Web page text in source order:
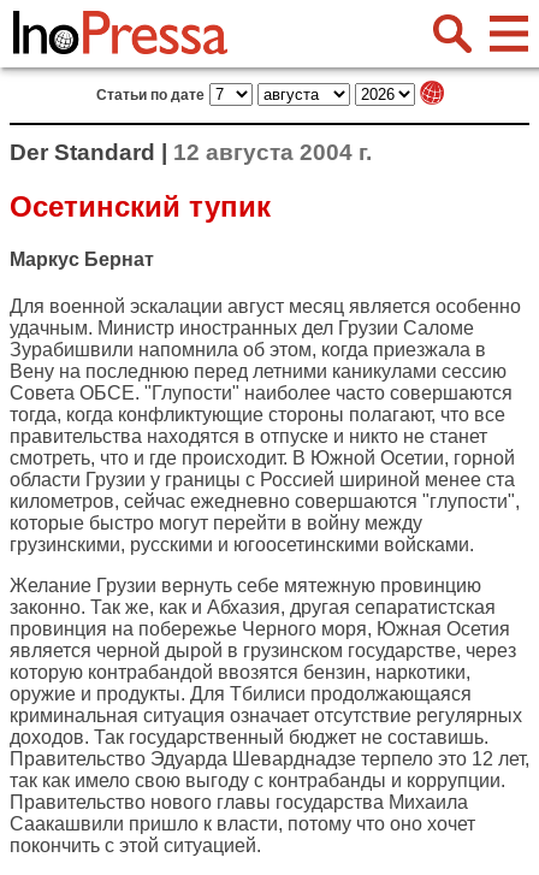
Статьи по дате
Der Standard | 12 августа 2004 г.
Осетинский тупик
Маркус Бернат
Для военной эскалации август месяц является особенно
удачным. Министр иностранных дел Грузии Саломе
Зурабишвили напомнила об этом, когда приезжала в
Вену на последнюю перед летними каникулами сессию
Совета ОБСЕ. "Глупости" наиболее часто совершаются
тогда, когда конфликтующие стороны полагают, что все
правительства находятся в отпуске и никто не станет
смотреть, что и где происходит. В Южной Осетии, горной
области Грузии у границы с Россией шириной менее ста
километров, сейчас ежедневно совершаются "глупости",
которые быстро могут перейти в войну между
грузинскими, русскими и югоосетинскими войсками.
Желание Грузии вернуть себе мятежную провинцию
законно. Так же, как и Абхазия, другая сепаратистская
провинция на побережье Черного моря, Южная Осетия
является черной дырой в грузинском государстве, через
которую контрабандой ввозятся бензин, наркотики,
оружие и продукты. Для Тбилиси продолжающаяся
криминальная ситуация означает отсутствие регулярных
доходов. Так государственный бюджет не составишь.
Правительство Эдуарда Шеварднадзе терпело это 12 лет,
так как имело свою выгоду с контрабанды и коррупции.
Правительство нового главы государства Михаила
Саакашвили пришло к власти, потому что оно хочет
покончить с этой ситуацией.